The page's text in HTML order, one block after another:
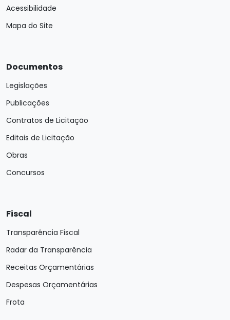
Acessibilidade
Mapa do Site
Documentos
Legislações
Publicações
Contratos de Licitação
Editais de Licitação
Obras
Concursos
Fiscal
Transparência Fiscal
Radar da Transparência
Receitas Orçamentárias
Despesas Orçamentárias
Frota